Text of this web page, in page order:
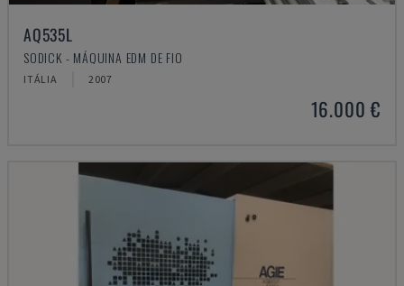
AQ535L
SODICK - MÁQUINA EDM DE FIO
ITÁLIA 2007
16.000 €